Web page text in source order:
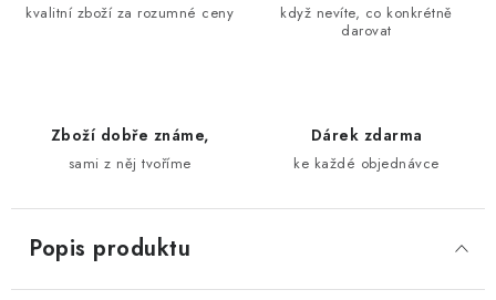
kvalitní zboží za rozumné ceny
když nevíte, co konkrétně
darovat
Zboží dobře známe,
sami z něj tvoříme
Dárek zdarma
ke každé objednávce
Popis produktu